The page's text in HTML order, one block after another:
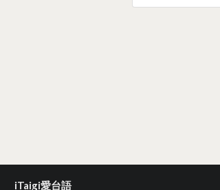
iTaigi愛台語